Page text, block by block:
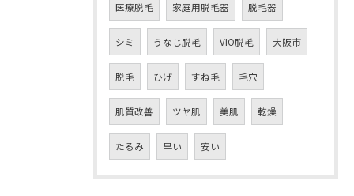
医療脱毛 家庭用脱毛器 脱毛器
シミ うなじ脱毛 VIO脱毛 大阪市
脱毛 ひげ すね毛 毛穴
肌質改善 ツヤ肌 美肌 乾燥
たるみ 早い 安い